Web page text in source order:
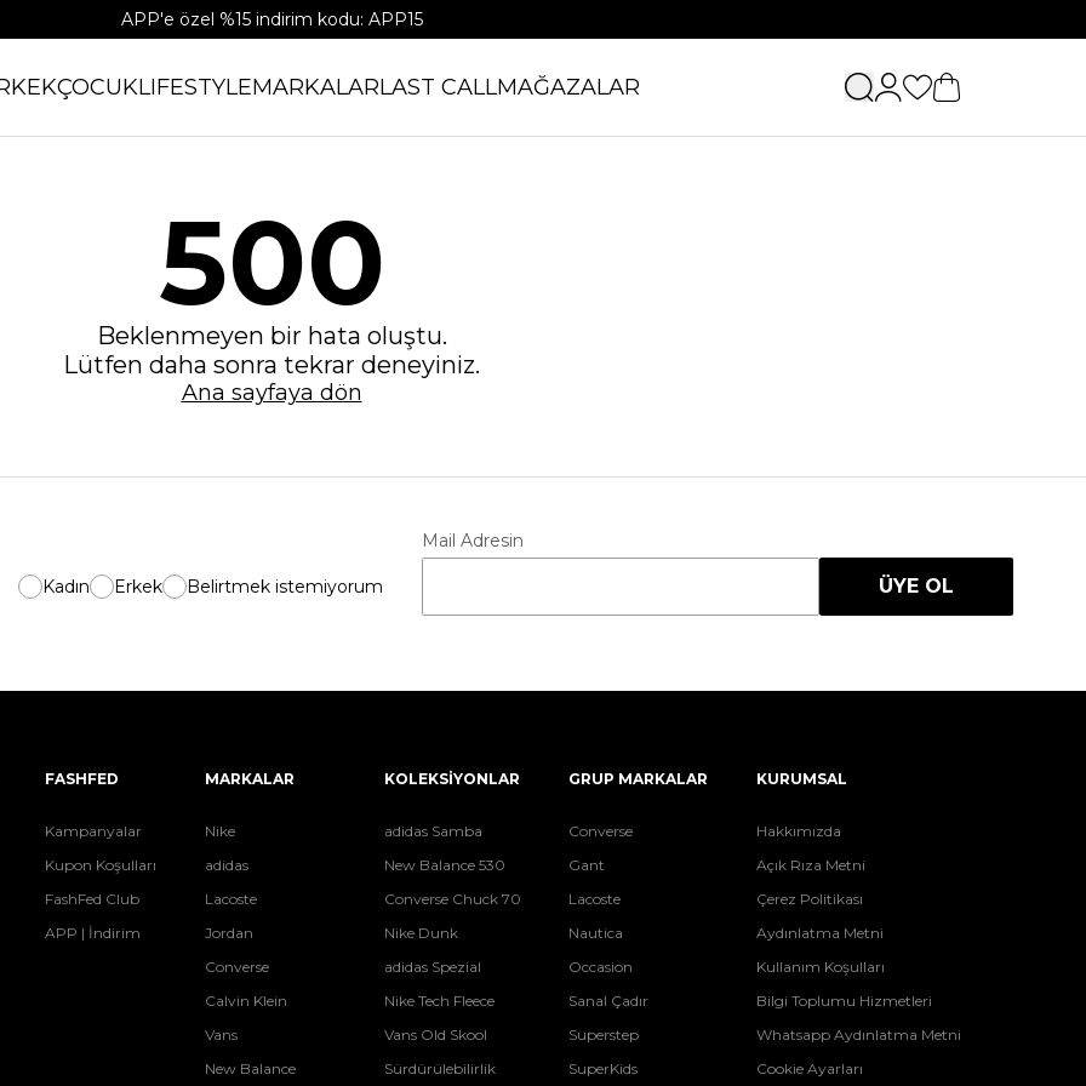
APP'e özel %15 indirim kodu: APP15
ÇOCUKLIFESTYLEMARKALARLAST CALLMAĞAZALAR
500
Beklenmeyen bir hata oluştu.
Lütfen daha sonra tekrar deneyiniz.
Ana sayfaya dön
Kadın Erkek Belirtmek istemiyorum
Mail Adresin
ÜYE OL
FASHFED
Kampanyalar
Kupon Koşulları
FashFed Club
APP | İndirim
MARKALAR
Nike
adidas
Lacoste
Jordan
Converse
Calvin Klein
Vans
New Balance
KOLEKSİYONLAR
adidas Samba
New Balance 530
Converse Chuck 70
Nike Dunk
adidas Spezial
Nike Tech Fleece
Vans Old Skool
Sürdürülebilirlik
GRUP MARKALAR
Converse
Gant
Lacoste
Nautica
Occasion
Sanal Çadır
Superstep
SuperKids
KURUMSAL
Hakkımızda
Açık Rıza Metni
Çerez Politikası
Aydınlatma Metni
Kullanım Koşulları
Bilgi Toplumu Hizmetleri
Whatsapp Aydınlatma Metni
Cookie Ayarları